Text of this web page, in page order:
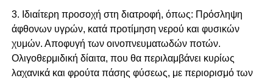
3. Ιδιαίτερη προσοχή στη διατροφή, όπως: Πρόσληψη
άφθονων υγρών, κατά προτίμηση νερού και φυσικών
χυμών. Αποφυγή των οινοπνευματωδών ποτών.
Ολιγοθερμιδική δίαιτα, που θα περιλαμβάνει κυρίως
λαχανικά και φρούτα πάσης φύσεως, με περιορισμό των